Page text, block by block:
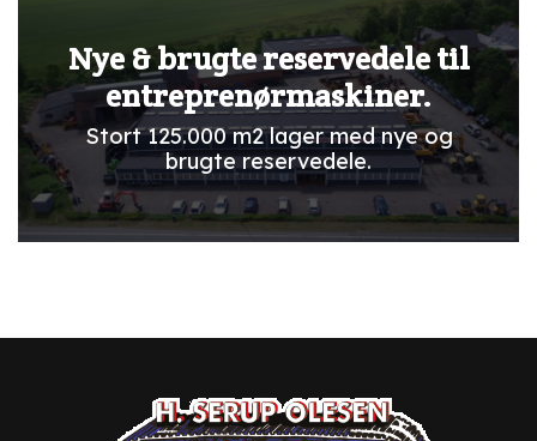
Nye & brugte reservedele til
entreprenørmaskiner.
Stort 125.000 m2 lager med nye og
brugte reservedele.